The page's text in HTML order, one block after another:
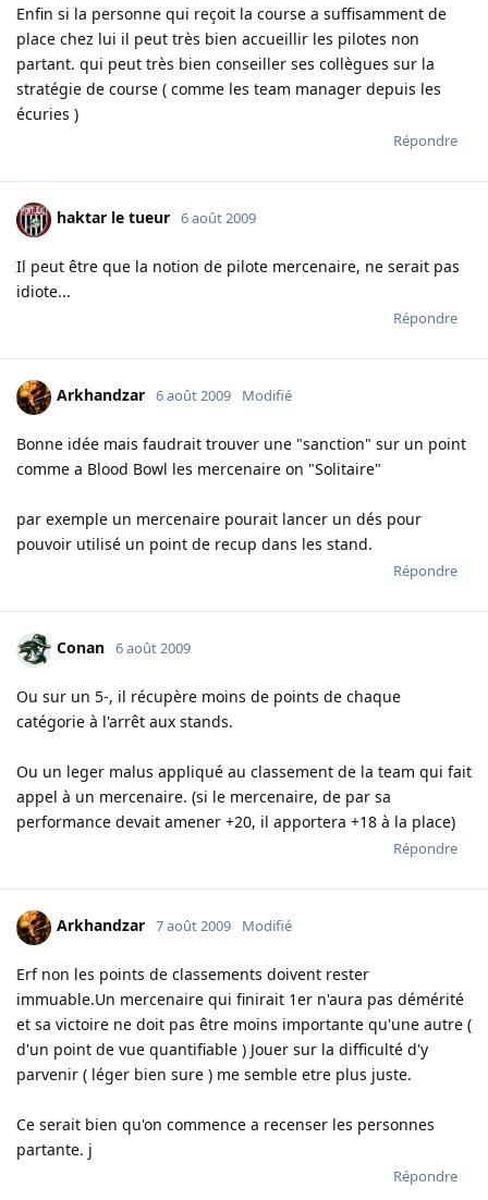
Enfin si la personne qui reçoit la course a suffisamment de
place chez lui il peut très bien accueillir les pilotes non
partant. qui peut très bien conseiller ses collègues sur la
stratégie de course ( comme les team manager depuis les
écuries )
Répondre
haktar le tueur 6 août 2009
Il peut être que la notion de pilote mercenaire, ne serait pas
idiote...
Répondre
Arkhandzar 6 août 2009 Modifié
Bonne idée mais faudrait trouver une "sanction" sur un point
comme a Blood Bowl les mercenaire on "Solitaire"
par exemple un mercenaire pourait lancer un dés pour
pouvoir utilisé un point de recup dans les stand.
Répondre
Conan 6 août 2009
Ou sur un 5-, il récupère moins de points de chaque
catégorie à l'arrêt aux stands.
Ou un leger malus appliqué au classement de la team qui fait
appel à un mercenaire. (si le mercenaire, de par sa
performance devait amener +20, il apportera +18 à la place)
Répondre
Arkhandzar 7 août 2009 Modifié
Erf non les points de classements doivent rester
immuable.Un mercenaire qui finirait 1er n'aura pas démérité
et sa victoire ne doit pas être moins importante qu'une autre (
d'un point de vue quantifiable ) Jouer sur la difficulté d'y
parvenir ( léger bien sure ) me semble etre plus juste.
Ce serait bien qu'on commence a recenser les personnes
partante. j
Répondre